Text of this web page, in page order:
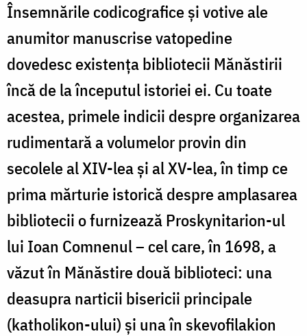
unor
terenuri
–
nr.
11
pe
10
septembrie
1793.
Însemnările codicografice și votive ale
anumitor manuscrise vatopedine
dovedesc existența bibliotecii Mănăstirii
încă de la începutul istoriei ei. Cu toate
acestea, primele indicii despre organizarea
rudimentară a volumelor provin din
secolele al XIV-lea și al XV-lea, în timp ce
prima mărturie istorică despre amplasarea
bibliotecii o furnizează Proskynitarion-ul
lui Ioan Comnenul – cel care, în 1698, a
văzut în Mănăstire două biblioteci: una
deasupra narticii bisericii principale
(katholikon-ului) și una în skevofilakion